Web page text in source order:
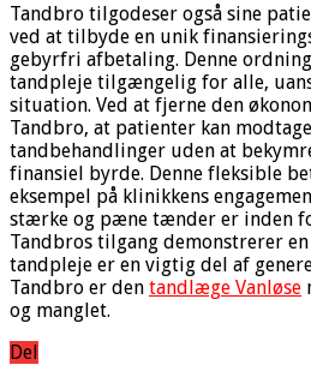
Tandbro tilgodeser også sine
ved at tilbyde en unik
gebyrfri afbetaling. Denne
tandpleje tilgængelig for alle,
situation. Ved at fjerne den
Tandbro, at patienter kan
tandbehandlinger uden at
finansiel byrde. Denne fleksible
eksempel på klinikkens
stærke og pæne tænder er inden
Tandbros tilgang demonstrerer
tandpleje er en vigtig del af
Tandbro er den tandlæge Vanløse
og manglet.
Del